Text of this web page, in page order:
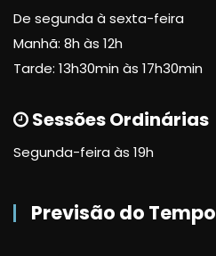
De segunda à sexta-feira
Manhã: 8h às 12h
Tarde: 13h30min às 17h30min
Sessões Ordinárias
Segunda-feira às 19h
Previsão do Tempo